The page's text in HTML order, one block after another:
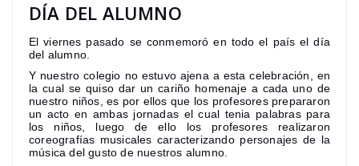
DÍA DEL ALUMNO
El viernes pasado se conmemoró en todo el país el día
del alumno.
Y nuestro colegio no estuvo ajena a esta celebración, en
la cual se quiso dar un cariño homenaje a cada uno de
nuestro niños, es por ellos que los profesores prepararon
un acto en ambas jornadas el cual tenia palabras para
los niños, luego de ello los profesores realizaron
coreografías musicales caracterizando personajes de la
música del gusto de nuestros alumno.